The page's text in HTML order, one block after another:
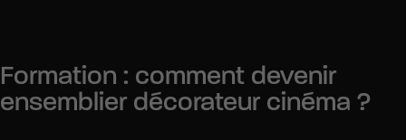
Formation : comment devenir
ensemblier décorateur cinéma ?